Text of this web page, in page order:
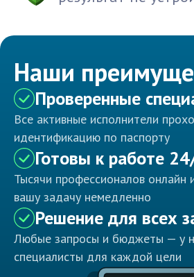
Наши
Проверенные
Все активные исполнители
идентификацию по паспорту
Готовы к работе
Тысячи профессионалов онлайн
вашу задачу немедленно
Решение для всех
Любые запросы и бюджеты — у
специалисты для каждой цели